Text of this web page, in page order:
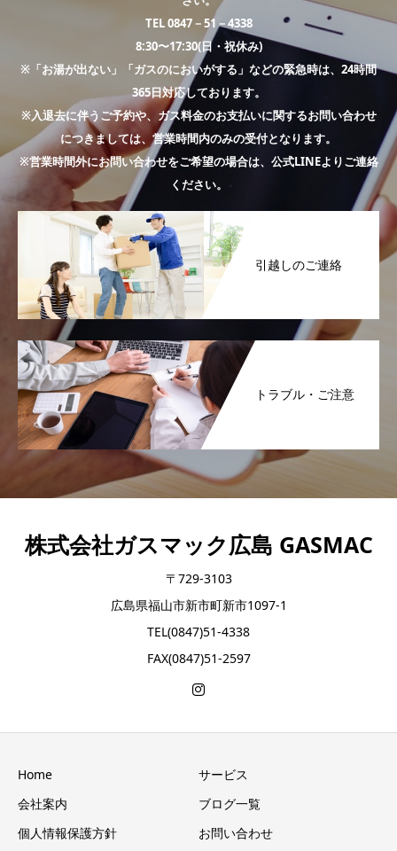
TEL 0847－51－4338
8:30〜17:30(日・祝休み)
※「お湯が出ない」「ガスのにおいがする」などの緊急時は、24時間
365日対応しております。
※入退去に伴うご予約や、ガス料金のお支払いに関するお問い合わせ
につきましては、営業時間内のみの受付となります。
※営業時間外にお問い合わせをご希望の場合は、公式LINEよりご連絡
ください。
引越しのご連絡
トラブル・ご注意
株式会社ガスマック広島 GASMAC
〒729-3103
広島県福山市新市町新市1097-1
TEL(0847)51-4338
FAX(0847)51-2597
Home
サービス
会社案内
ブログ一覧
個人情報保護方針
お問い合わせ